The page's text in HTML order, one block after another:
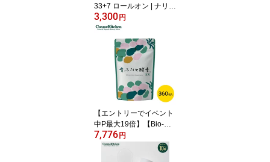
33+7 ロールオン | ナリン
ロールオンアロマ 天然
アロマ エッセンシャルオ
イル 精油 肌に塗れる 香
り 香水 パフューム ボト
ル ハーブ ラベンダー オ
イル リフレッシュ コン
パクト こめかみ 手首 首
うなじ 爪 ネイルケア 保
湿 ギフト プレゼント
3,300円
【エントリーでイベント
中P最大19倍】【Bio-Nor
malizer】青パパイヤ酵素
EX 大容量 | 酵素 健康
7,776円